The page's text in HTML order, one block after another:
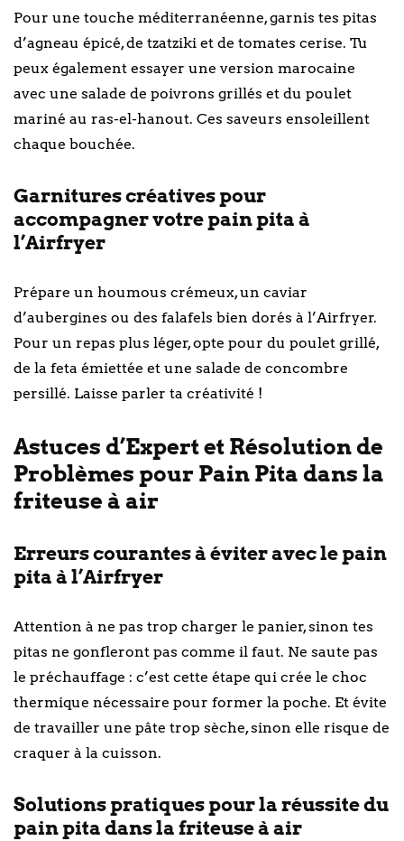
Pour une touche méditerranéenne, garnis tes pitas
d’agneau épicé, de tzatziki et de tomates cerise. Tu
peux également essayer une version marocaine
avec une salade de poivrons grillés et du poulet
mariné au ras-el-hanout. Ces saveurs ensoleillent
chaque bouchée.
Garnitures créatives pour
accompagner votre pain pita à
l’Airfryer
Prépare un houmous crémeux, un caviar
d’aubergines ou des falafels bien dorés à l’Airfryer.
Pour un repas plus léger, opte pour du poulet grillé,
de la feta émiettée et une salade de concombre
persillé. Laisse parler ta créativité !
Astuces d’Expert et Résolution de
Problèmes pour Pain Pita dans la
friteuse à air
Erreurs courantes à éviter avec le pain
pita à l’Airfryer
Attention à ne pas trop charger le panier, sinon tes
pitas ne gonfleront pas comme il faut. Ne saute pas
le préchauffage : c’est cette étape qui crée le choc
thermique nécessaire pour former la poche. Et évite
de travailler une pâte trop sèche, sinon elle risque de
craquer à la cuisson.
Solutions pratiques pour la réussite du
pain pita dans la friteuse à air